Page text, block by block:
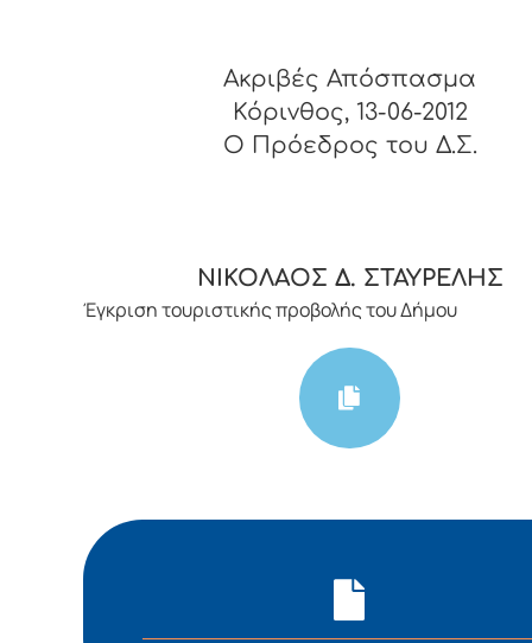
Ακριβές Απόσπασμα
Κόρινθος, 13-06-2012
O Πρόεδρος του Δ.Σ.
ΝΙΚΟΛΑΟΣ Δ. ΣΤΑΥΡΕΛΗΣ
Έγκριση τουριστικής προβολής του Δήμου